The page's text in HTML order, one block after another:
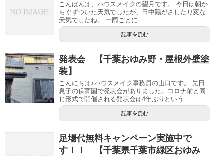
こんばんは、ハウスメイクの望月です。 今日は朝か
らぐずついた天気でしたが、日中陽がさしたり変な
天気でしたね。 一雨ごとに...
記事を読む
発表会 【千葉おゆみ野・屋根外壁塗
装】
こんにちは♪ハウスメイク事務員の山口です。 先日
息子の保育園で発表会がありました。コロナ前と同
じ形式で開催される発表会は4年ぶりという...
記事を読む
足場代無料キャンペーン実施中で
す！！ 【千葉県千葉市緑区おゆみ